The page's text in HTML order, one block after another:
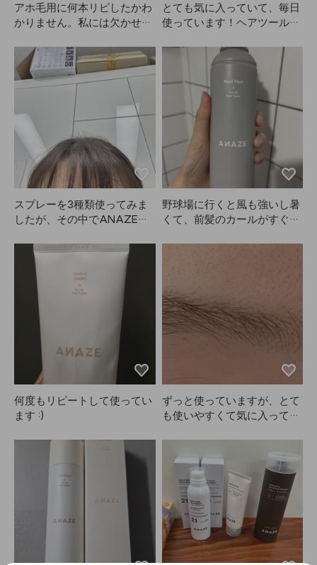
アホ毛用に何本リピしたかわ
かりません。私には欠かせな
とても気に入っていて、毎日
使っています！ヘアツールを
イにはやっぱり必要だなと思
って、ロングヘアやサイド用
に大きいサイズと、前髪用に
小さいサイズの両方をANAZ
Eで購入しました。熱伝導も
良いし、冷めるのも早くて気
に入っています。セットで並
べると見た目も可愛くて大満
足です。もう2年くらい使っ
ている気がしますが、今さら
レビューを書きます。それく
らい愛用しています。このタ
のは仕方ないですが、それで
けないのか分かりませんが、
製品には満足しているので書
きました、笑。また別サイズ
もANAZEでリピートしたい
スプレーを3種類使ってみま
したが、その中でANAZEが
プレーすると香りもします
が、長くは続かない感じです
（でもスプレーする時は気分
が良くなります）。けっこう
たくさん使っても、キープ力
がめちゃくちゃ強いわけじゃ
ないですが、ほどよく固定さ
れるので満足しています。以
前は日本のスプレーをネット
で買って使っていましたが、
髪が傷んでしまい、シャンプ
ーしても変な感じが残ってい
品に変えました。今回初めて
ANAZEを使ってすぐにレビ
ューを書いています。もしこ
のまま良ければ、これからも
リピートします！（写真は朝
スプレーして4時間後、少し
野球場に行くと風も強いし暑
くて、前髪のカールがすぐ取
前髪が全然ベタつかずきれい
にキープできてます！👍🏻
何度もリピートして使ってい
ます :)
ずっと使っていますが、とて
も使いやすくて気に入ってい
に合わせて染められるのがい
いですね。タイマーをセット
してしっかり見ておくのが大
事です。パッチテストを推奨
されていますが、私はそのま
ま使って特に問題ありません
でした。敏感肌の方はテスト